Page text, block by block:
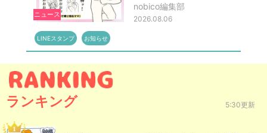
ニュース
nobico編集部
2026.08.06
LINEスタンプ お知らせ
ランキング 5:30更新